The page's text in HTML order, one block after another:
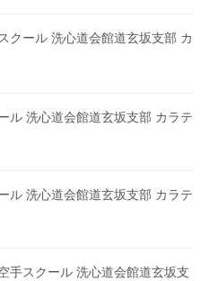
クール 洗心道会館道玄坂支部 カ
ル 洗心道会館道玄坂支部 カラテ
ル 洗心道会館道玄坂支部 カラテ
手スクール 洗心道会館道玄坂支